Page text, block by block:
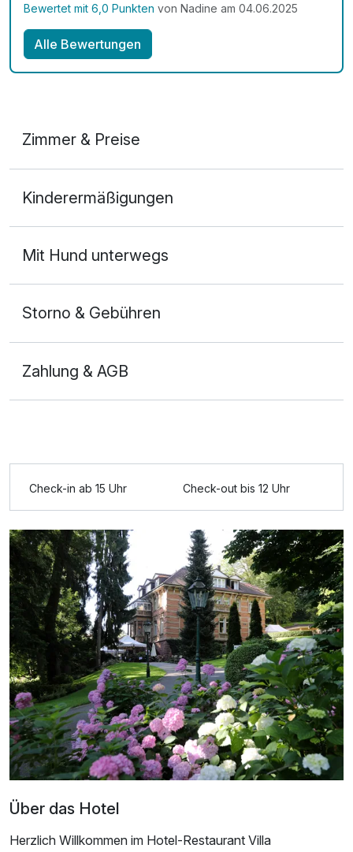
Bewertet mit 6,0 Punkten von Nadine am 04.06.2025
Alle Bewertungen
Zimmer & Preise
2 Erwachsene und 1 Kind
Ausstattung
Zusatznächte
Für 3 Tage p.P. ab437,00 €
Kinderermäßigungen
Mit Hund unterwegs
Storno & Gebühren
Zahlung & AGB
Check-in ab 15 Uhr Check-out bis 12 Uhr
Über das Hotel
Herzlich Willkommen im Hotel-Restaurant Villa